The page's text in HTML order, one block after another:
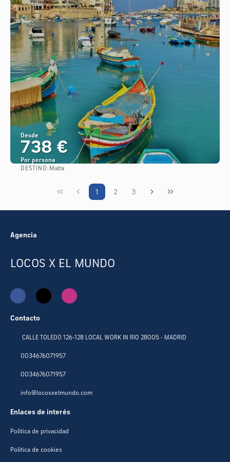
Desde
738 €
Por persona
DESTINO: Malta
1 2 3
Agencia
LOCOS X EL MUNDO
Contacto
CALLE TOLEDO 126-128 LOCAL WORK IN RIO 28005 - MADRID
0034676071957
0034676071957
info@locosxelmundo.com
Enlaces de interés
Política de privacidad
Política de cookies